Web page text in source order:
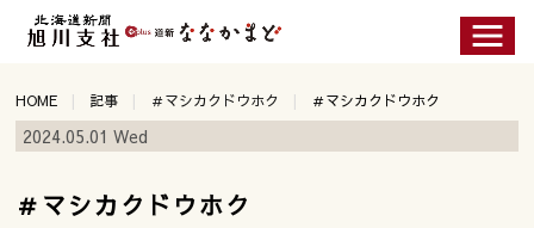
HOME 記事 ＃マシカクドウホク ＃マシカクドウホク
2024.05.01 Wed
＃マシカクドウホク